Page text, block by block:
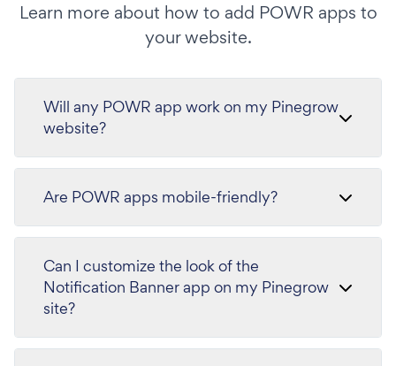
Learn more about how to add POWR apps to
your website.
Will any POWR app work on my Pinegrow
website?
Are POWR apps mobile-friendly?
Can I customize the look of the
Notification Banner app on my Pinegrow
site?